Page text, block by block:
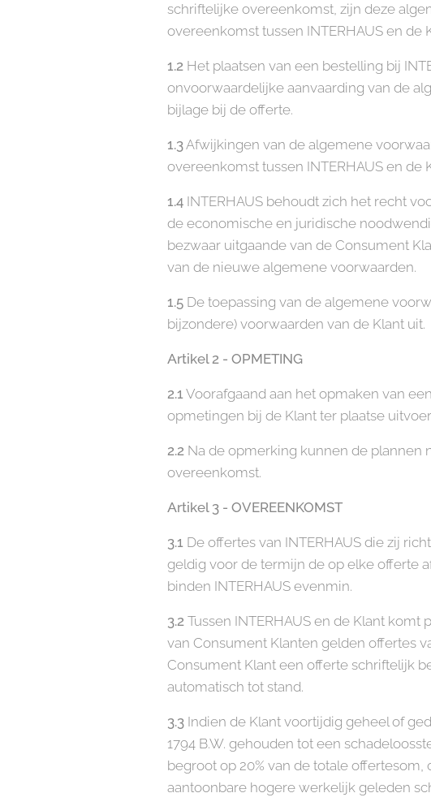
schriftelijke overeenkomst, zijn deze
overeenkomst tussen INTERHAUS en de
1.2Het plaatsen van een bestelling bij
onvoorwaardelijke aanvaarding van de
bijlage bij de offerte.
1.3Afwijkingen van de algemene
overeenkomst tussen INTERHAUS en de
1.4INTERHAUS behoudt zich het recht
de economische en juridische
bezwaar uitgaande van de Consument
van de nieuwe algemene voorwaarden.
1.5De toepassing van de algemene
bijzondere) voorwaarden van de Klant uit.
Artikel 2 - OPMETING
2.1Voorafgaand aan het opmaken van
opmetingen bij de Klant ter plaatse
2.2Na de opmerking kunnen de plannen
overeenkomst.
Artikel 3 - OVEREENKOMST
3.1De offertes van INTERHAUS die zij
geldig voor de termijn de op elke offerte
binden INTERHAUS evenmin.
3.2Tussen INTERHAUS en de Klant
van Consument Klanten gelden offertes
Consument Klant een offerte schriftelijk
automatisch tot stand.
3.3 Indien de Klant voortijdig geheel of
1794 B.W. gehouden tot een
begroot op 20% van de totale
aantoonbare hogere werkelijk geleden